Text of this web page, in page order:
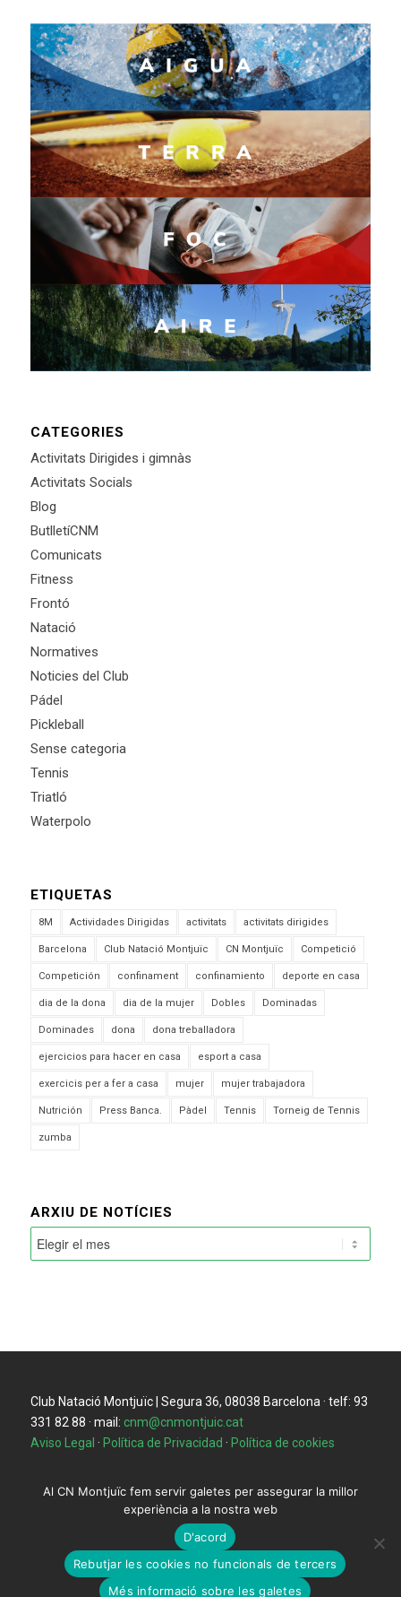
CATEGORIES
Activitats Dirigides i gimnàs
Activitats Socials
Blog
ButlletíCNM
Comunicats
Fitness
Frontó
Natació
Normatives
Noticies del Club
Pádel
Pickleball
Sense categoria
Tennis
Triatló
Waterpolo
ETIQUETAS
8M Actividades Dirigidas activitats activitats dirigides
Barcelona Club Natació Montjuïc CN Montjuïc Competició
Competición confinament confinamiento deporte en casa
dia de la dona dia de la mujer Dobles Dominadas
Dominades dona dona treballadora
ejercicios para hacer en casa esport a casa
exercicis per a fer a casa mujer mujer trabajadora
Nutrición Press Banca. Pàdel Tennis Torneig de Tennis
zumba
ARXIU DE NOTÍCIES
Club Natació Montjuïc | Segura 36, 08038 Barcelona · telf: 93
331 82 88 · mail: cnm@cnmontjuic.cat
Aviso Legal · Política de Privacidad · Política de cookies
Al CN Montjuïc fem servir galetes per assegurar la millor
experiència a la nostra web
D'acord
Rebutjar les cookies no funcionals de tercers
Més informació sobre les galetes